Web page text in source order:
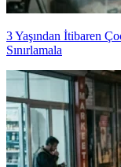
3 Yaşından İtibaren
Sınırlamala